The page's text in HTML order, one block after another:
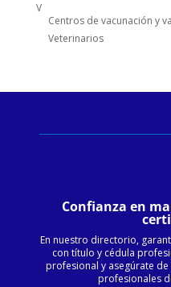
V
Centros de vacunación y
Veterinarios
Confianza en
En nuestro directorio,
con título y cédula
profesional y asegúrate
profesionales